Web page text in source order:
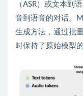
（ASR）或文本到
音到语音的对话。
生成方法，通过批
时保持了原始模型